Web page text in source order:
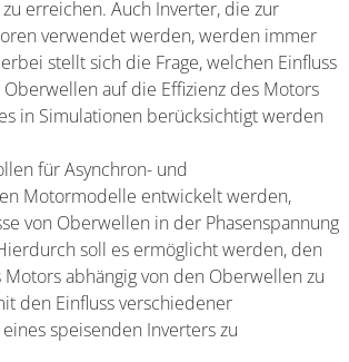
erreichen. Auch Inverter, die zur
verwendet werden, werden immer
stellt sich die Frage, welchen Einfluss
auf die Effizienz des Motors
in Simulationen berücksichtigt werden
für Asynchron- und
Motormodelle entwickelt werden,
von Oberwellen in der Phasenspannung
soll es ermöglicht werden, den
abhängig von den Oberwellen zu
den Einfluss verschiedener
speisenden Inverters zu